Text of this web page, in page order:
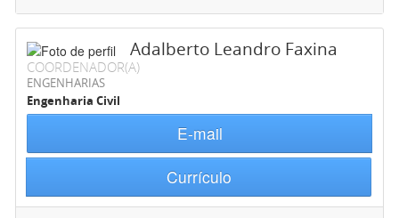
Adalberto Leandro Faxina
COORDENADOR(A)
ENGENHARIAS
Engenharia Civil
E-mail
Currículo